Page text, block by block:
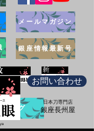
メールマガジン
銀座情報最新号
ブログ
お問い合わせ
日本刀専門店
​銀座長州屋